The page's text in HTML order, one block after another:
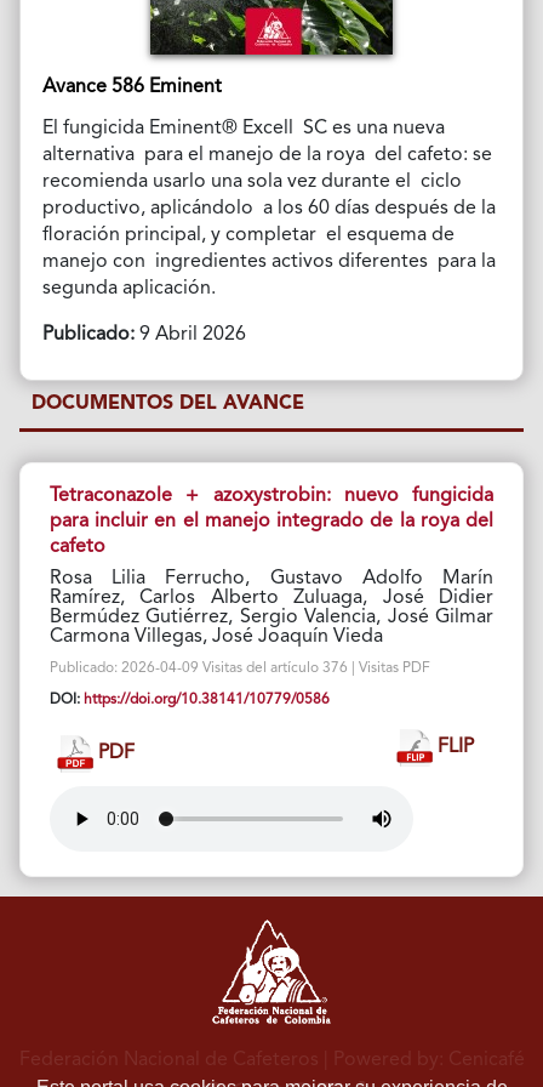
Avance 586 Eminent
El fungicida Eminent® Excell SC es una nueva
alternativa para el manejo de la roya del cafeto: se
recomienda usarlo una sola vez durante el ciclo
productivo, aplicándolo a los 60 días después de la
floración principal, y completar el esquema de
manejo con ingredientes activos diferentes para la
segunda aplicación.
Publicado:9 Abril 2026
DOCUMENTOS DEL AVANCE
Tetraconazole + azoxystrobin: nuevo fungicida
para incluir en el manejo integrado de la roya del
cafeto
Rosa Lilia Ferrucho, Gustavo Adolfo Marín
Ramírez, Carlos Alberto Zuluaga, José Didier
Bermúdez Gutiérrez, Sergio Valencia, José Gilmar
Carmona Villegas, José Joaquín Vieda
Publicado: 2026-04-09 Visitas del artículo 376 | Visitas PDF
DOI: https://doi.org/10.38141/10779/0586
PDF FLIP
Federación Nacional de Cafeteros | Powered by: Cenicafé